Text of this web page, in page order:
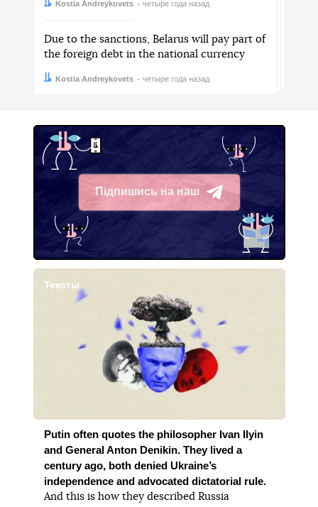
Автор:
Kostia Andreykovets
Дата: четыре года назад
Due to the sanctions, Belarus will pay part of
the foreign debt in the national currency
Автор:
Kostia Andreykovets
Дата: четыре года назад
Підпишись на наш
Telegram
Тексты
Putin often quotes the philosopher Ivan Ilyin
and General Anton Denikin. They lived a
century ago, both denied Ukraine’s
independence and advocated dictatorial rule.
And this is how they described Russia